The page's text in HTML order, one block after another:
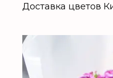
Доставка цветов